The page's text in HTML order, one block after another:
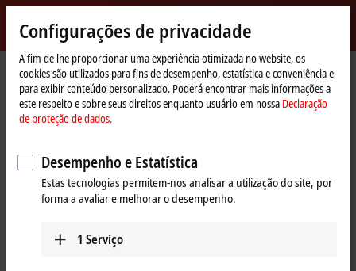
Beckhoff
-
New
Automation
Technology
myBeckhoff
Página
Inicial
myBeckhoff – Senha esquecida
Senha esquecida
Se tiver esquecido sua senha, enviaremos um e-mail a você
com um link para definição de uma nova senha.
Configurações de privacidade
A fim de lhe proporcionar uma experiência otimizada no website, os
cookies são utilizados para fins de desempenho, estatística e conveniência e
para exibir conteúdo personalizado. Poderá encontrar mais informações a
este respeito e sobre seus direitos enquanto usuário em nossa Declaração
de proteção de dados.
Desempenho e Estatística
Estas tecnologias permitem-nos analisar a utilização do site, por
forma a avaliar e melhorar o desempenho.
1 Serviço